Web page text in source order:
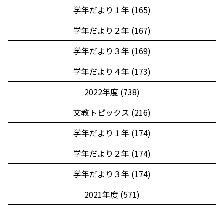
学年だより１年 (165)
学年だより２年 (167)
学年だより３年 (169)
学年だより４年 (173)
2022年度 (738)
文教トピックス (216)
学年だより１年 (174)
学年だより２年 (174)
学年だより３年 (174)
2021年度 (571)